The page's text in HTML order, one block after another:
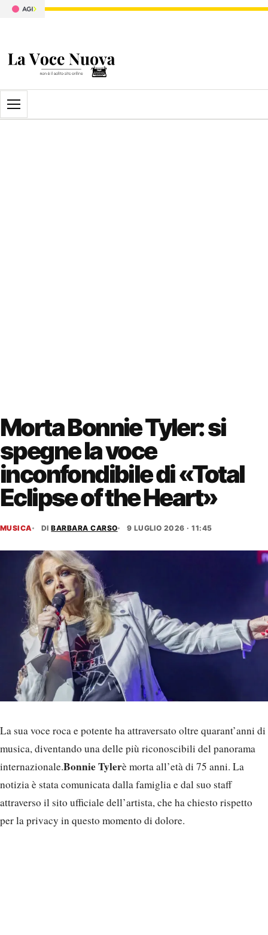
Apri il menu
Morta Bonnie Tyler: si
spegne la voce
inconfondibile di «Total
Eclipse of the Heart»
MUSICA DIBARBARA CARSO 9 LUGLIO 2026 · 11:45
La sua voce roca e potente ha attraversato oltre quarant’anni di
musica, diventando una delle più riconoscibili del panorama
internazionale.Bonnie Tylerè morta all’età di 75 anni. La
notizia è stata comunicata dalla famiglia e dal suo staff
attraverso il sito ufficiale dell’artista, che ha chiesto rispetto
per la privacy in questo momento di dolore.